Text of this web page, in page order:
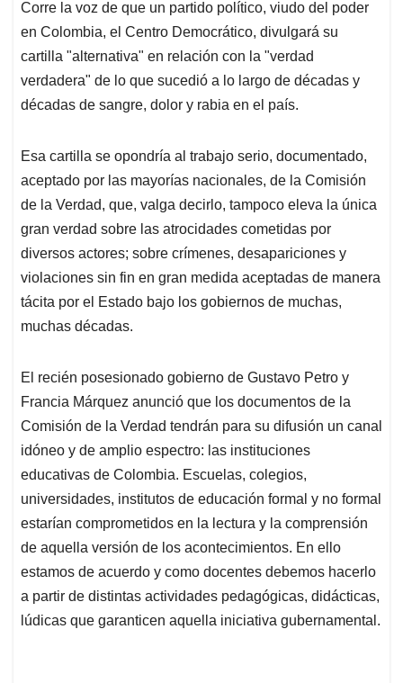
s
A
p
p
b
o
o
k
e
d
I
n
l
a
d
s
Corre la voz de que un partido político, viudo del poder
en Colombia, el Centro Democrático, divulgará su
cartilla "alternativa" en relación con la "verdad
verdadera" de lo que sucedió a lo largo de décadas y
décadas de sangre, dolor y rabia en el país.
Esa cartilla se opondría al trabajo serio, documentado,
aceptado por las mayorías nacionales, de la Comisión
de la Verdad, que, valga decirlo, tampoco eleva la única
gran verdad sobre las atrocidades cometidas por
diversos actores; sobre crímenes, desapariciones y
violaciones sin fin en gran medida aceptadas de manera
tácita por el Estado bajo los gobiernos de muchas,
muchas décadas.
El recién posesionado gobierno de Gustavo Petro y
Francia Márquez anunció que los documentos de la
Comisión de la Verdad tendrán para su difusión un canal
idóneo y de amplio espectro: las instituciones
educativas de Colombia. Escuelas, colegios,
universidades, institutos de educación formal y no formal
estarían comprometidos en la lectura y la comprensión
de aquella versión de los acontecimientos. En ello
estamos de acuerdo y como docentes debemos hacerlo
a partir de distintas actividades pedagógicas, didácticas,
lúdicas que garanticen aquella iniciativa gubernamental.